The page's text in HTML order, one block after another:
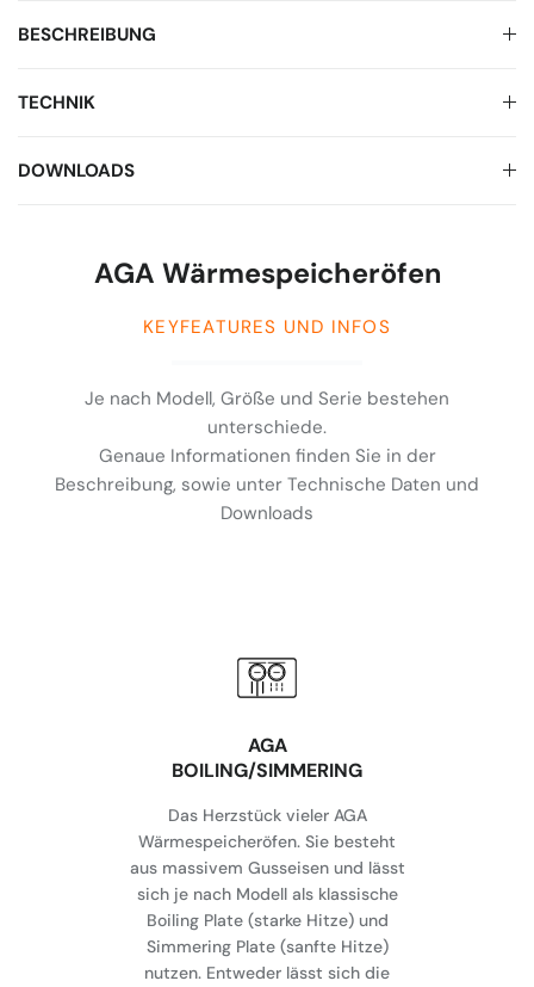
BESCHREIBUNG
TECHNIK
DOWNLOADS
AGA Wärmespeicheröfen
KEYFEATURES UND INFOS
Je nach Modell, Größe und Serie bestehen
unterschiede.
Genaue Informationen finden Sie in der
Beschreibung, sowie unter Technische Daten und
Downloads
AGA
BOILING/SIMMERING
Das Herzstück vieler AGA
Wärmespeicheröfen. Sie besteht
aus massivem Gusseisen und lässt
sich je nach Modell als klassische
Boiling Plate (starke Hitze) und
Simmering Plate (sanfte Hitze)
nutzen. Entweder lässt sich die